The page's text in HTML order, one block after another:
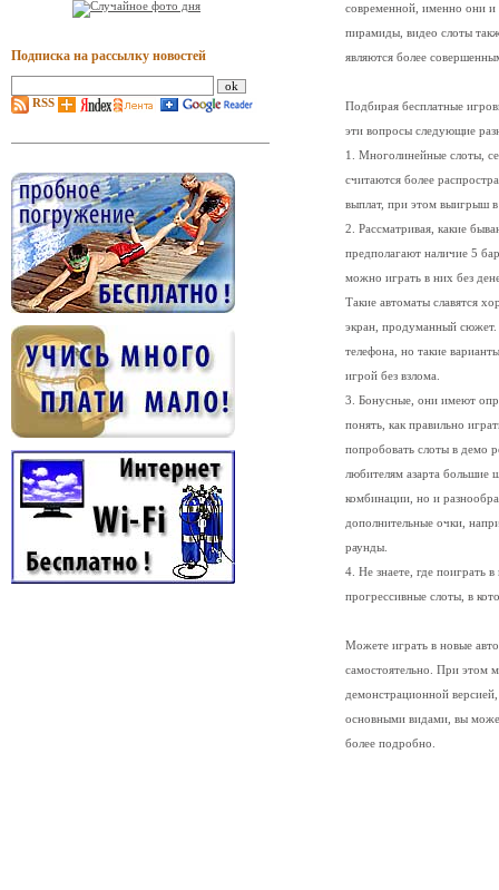
Подписка на рассылку новостей
RSS
современной, именно они и
пирамиды, видео слоты
являются более
Подбирая бесплатные
эти вопросы следующие
1. Многолинейные слоты,
считаются более
выплат, при этом выигрыш
2. Рассматривая, какие
предполагают наличие 5
можно играть в них без
Такие автоматы славятся
экран, продуманный
телефона, но такие
игрой без взлома.
3. Бонусные, они имеют
понять, как правильно
попробовать слоты в демо
любителям азарта большие
комбинации, но и
дополнительные очки,
раунды.
4. Не знаете, где поиграть
прогрессивные слоты, в
Можете играть в новые
самостоятельно. При этом
демонстрационной
основными видами, вы
более подробно.